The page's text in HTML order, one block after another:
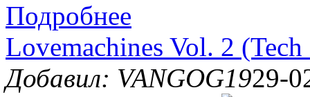
Подробнее
Lovemachines Vol. 2
Добавил: VANGOG1929-